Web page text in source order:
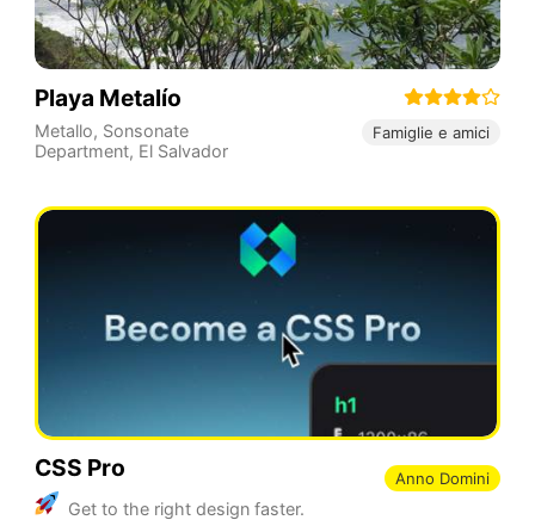
Playa Metalío
Metallo, Sonsonate
Department, El Salvador
Famiglie e amici
CSS Pro
Get to the right design faster.
Anno Domini